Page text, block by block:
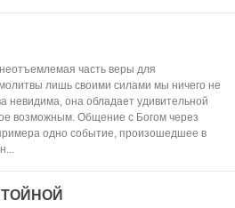
часть веры для
лишь своими силами мы ничего не
невидима, она обладает удивительной
возможным. Общение с Богом через
одно событие, произошедшее в